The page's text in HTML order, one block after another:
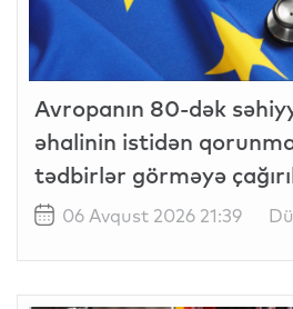
Avropanın 80-dək
əhalinin istidən
tədbirlər görməyə
06 Avqust 2026 21:39